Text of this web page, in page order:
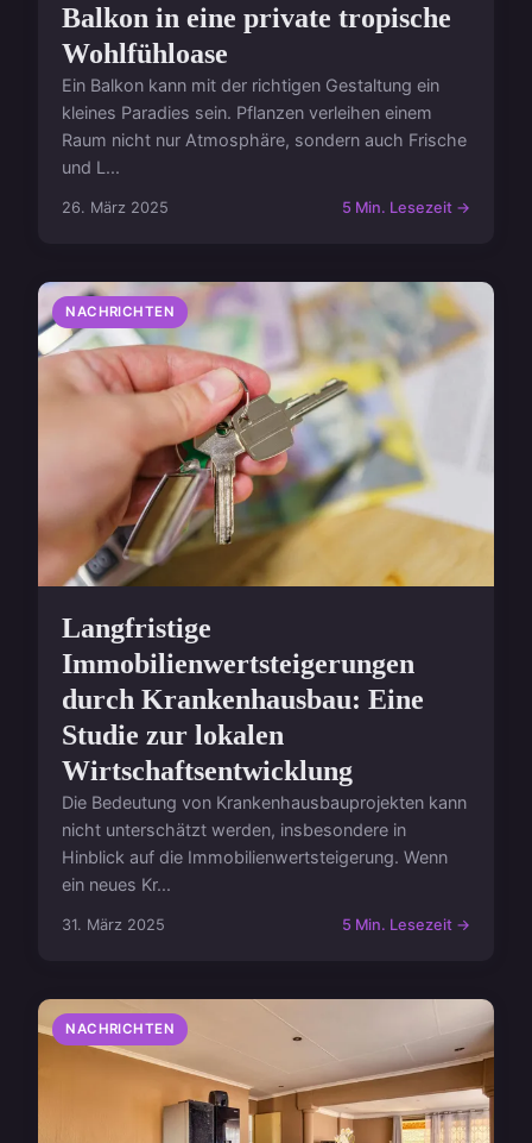
Balkon in eine private tropische
Wohlfühloase
Ein Balkon kann mit der richtigen Gestaltung ein
kleines Paradies sein. Pflanzen verleihen einem
Raum nicht nur Atmosphäre, sondern auch Frische
und L...
26. März 2025 5 Min. Lesezeit →
NACHRICHTEN
Langfristige
Immobilienwertsteigerungen
durch Krankenhausbau: Eine
Studie zur lokalen
Wirtschaftsentwicklung
Die Bedeutung von Krankenhausbauprojekten kann
nicht unterschätzt werden, insbesondere in
Hinblick auf die Immobilienwertsteigerung. Wenn
ein neues Kr...
31. März 2025 5 Min. Lesezeit →
NACHRICHTEN